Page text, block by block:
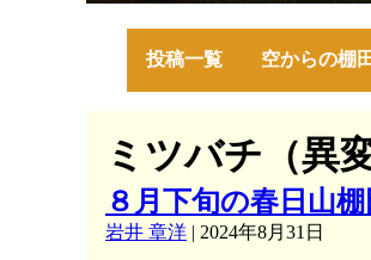
投稿一覧 空からの棚田
ミツバチ（異変
８月下旬の春日山
岩井 章洋 | 2024年8月31日